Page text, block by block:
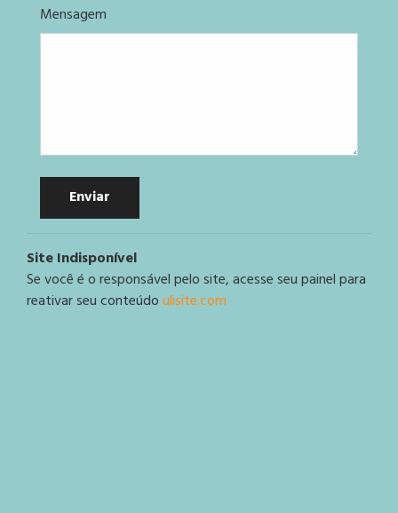
Mensagem
Enviar
Site Indisponível
Se você é o responsável pelo site, acesse seu painel para
reativar seu conteúdoulisite.com